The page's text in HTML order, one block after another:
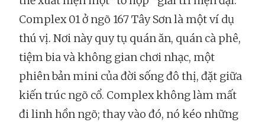
Complex 01 ở ngõ 167 Tây Sơn là một ví dụ
thú vị. Nơi này quy tụ quán ăn, quán cà phê,
tiệm bia và không gian chơi nhạc, một
phiên bản mini của đời sống đô thị, đặt giữa
kiến trúc ngõ cổ. Complex không làm mất
đi linh hồn ngõ; thay vào đó, nó kéo những